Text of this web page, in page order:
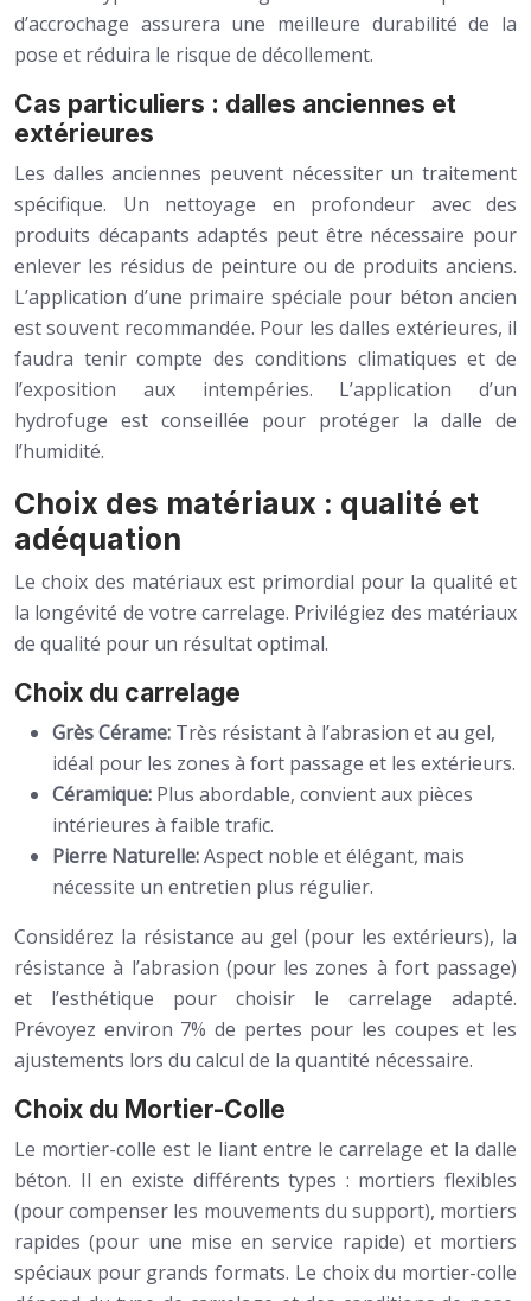
d’accrochage assurera une meilleure durabilité de la
pose et réduira le risque de décollement.
Cas particuliers : dalles anciennes et
extérieures
Les dalles anciennes peuvent nécessiter un traitement
spécifique. Un nettoyage en profondeur avec des
produits décapants adaptés peut être nécessaire pour
enlever les résidus de peinture ou de produits anciens.
L’application d’une primaire spéciale pour béton ancien
est souvent recommandée. Pour les dalles extérieures, il
faudra tenir compte des conditions climatiques et de
l’exposition aux intempéries. L’application d’un
hydrofuge est conseillée pour protéger la dalle de
l’humidité.
Choix des matériaux : qualité et
adéquation
Le choix des matériaux est primordial pour la qualité et
la longévité de votre carrelage. Privilégiez des matériaux
de qualité pour un résultat optimal.
Choix du carrelage
Grès Cérame: Très résistant à l’abrasion et au gel,
idéal pour les zones à fort passage et les extérieurs.
Céramique: Plus abordable, convient aux pièces
intérieures à faible trafic.
Pierre Naturelle:Aspect noble et élégant, mais
nécessite un entretien plus régulier.
Considérez la résistance au gel (pour les extérieurs), la
résistance à l’abrasion (pour les zones à fort passage)
et l’esthétique pour choisir le carrelage adapté.
Prévoyez environ 7% de pertes pour les coupes et les
ajustements lors du calcul de la quantité nécessaire.
Choix du Mortier-Colle
Le mortier-colle est le liant entre le carrelage et la dalle
béton. Il en existe différents types : mortiers flexibles
(pour compenser les mouvements du support), mortiers
rapides (pour une mise en service rapide) et mortiers
spéciaux pour grands formats. Le choix du mortier-colle